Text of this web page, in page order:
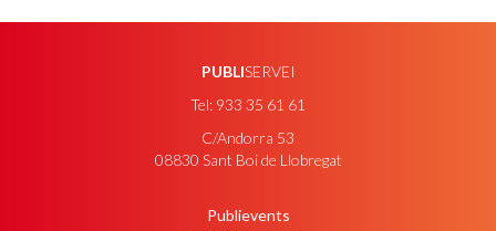
PUBLISERVEI
Tel: 933 35 61 61
C/Andorra 53
08830 Sant Boi de Llobregat
Publievents